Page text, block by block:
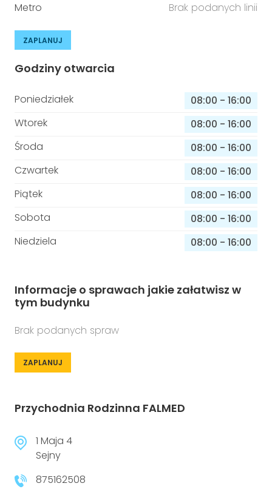
Metro
Brak podanych linii
ZAPLANUJ
Godziny otwarcia
Poniedziałek 08:00 - 16:00
Wtorek
08:00 - 16:00
Środa
08:00 - 16:00
Czwartek
08:00 - 16:00
Piątek
08:00 - 16:00
Sobota
08:00 - 16:00
Niedziela
08:00 - 16:00
Informacje o sprawach jakie załatwisz w
tym budynku
Brak podanych spraw
ZAPLANUJ
Przychodnia Rodzinna FALMED
1 Maja 4
Sejny
875162508